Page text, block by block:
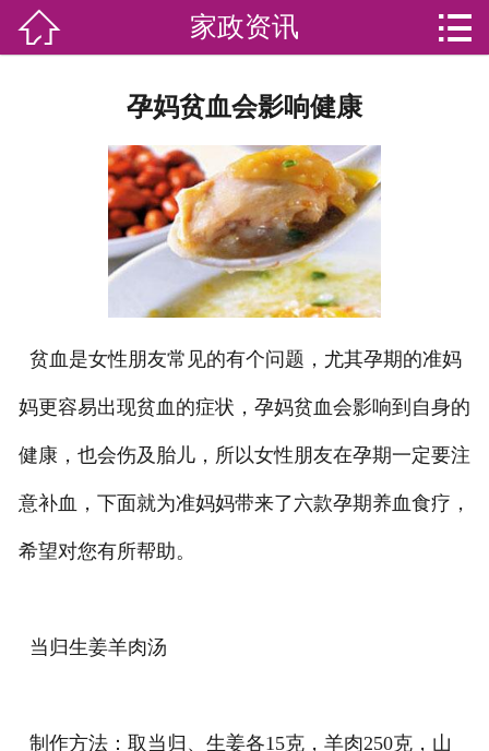
加盟苏家联
荣誉资质
家政资讯
你问我答
关于我们
 家政资讯 
孕妈贫血会影响健康
贫血是女性朋友常见的有个问题，尤其孕期的准妈
妈更容易出现贫血的症状，孕妈贫血会影响到自身的
健康，也会伤及胎儿，所以女性朋友在孕期一定要注
意补血，下面就为准妈妈带来了六款孕期养血食疗，
希望对您有所帮助。
当归生姜羊肉汤
制作方法：取当归、生姜各15克，羊肉250克，山